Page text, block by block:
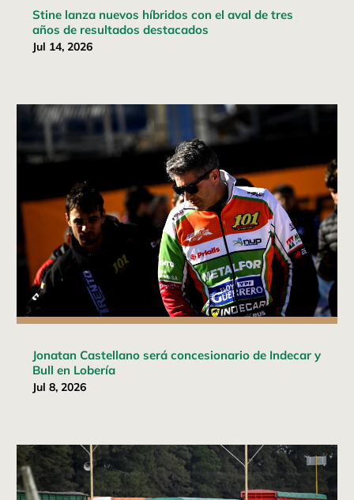
Stine lanza nuevos híbridos con el aval de tres
años de resultados destacados
Jul 14, 2026
Jonatan Castellano será concesionario de Indecar y
Bull en Lobería
Jul 8, 2026